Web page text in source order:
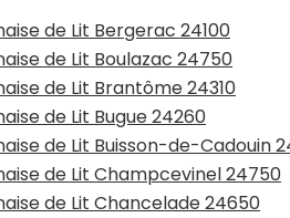
de Lit Bergerac 24100
de Lit Boulazac 24750
de Lit Brantôme 24310
de Lit Bugue 24260
de Lit Buisson-de-Cadouin
de Lit Champcevinel 24750
de Lit Chancelade 24650